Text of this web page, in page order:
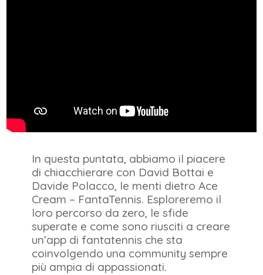
In questa puntata, abbiamo il piacere
di chiacchierare con David Bottai e
Davide Polacco, le menti dietro Ace
Cream – FantaTennis. Esploreremo il
loro percorso da zero, le sfide
superate e come sono riusciti a creare
un’app di fantatennis che sta
coinvolgendo una community sempre
più ampia di appassionati.